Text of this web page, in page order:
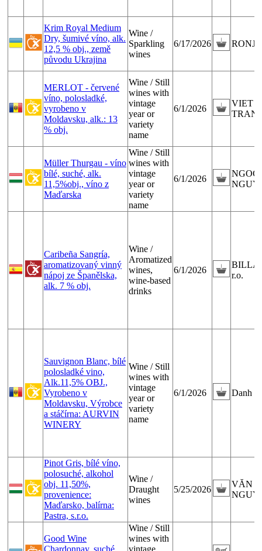
Krim Royal Medium
Dry, šumivé víno, alk.
12,5 % obj., země
původu Ukrajina
Wine /
Sparkling
wines
6/17/2026
MERLOT - červené
víno, polosladké,
vyrobeno v
Moldavsku, alk.: 13
% obj.
Wine / Still
wines with
vintage
year or
variety
name
6/1/2026
VIET
TRAN
Müller Thurgau - víno
bílé, suché, alk.
11,5%obj., víno z
Maďarska
Wine / Still
wines with
vintage
year or
variety
name
6/1/2026
NGOC
Caribeña Sangría,
aromatizovaný vinný
nápoj ze Španělska,
alk. 7 % obj.
Wine /
Aromatized
wines,
wine-based
drinks
6/1/2026
BILLA,
r.o.
Sauvignon Blanc, bílé
polosladké vino,
Alk.11,5% OBJ.,
Vyrobeno v
Moldavsku, Výrobce
a stáčírna: AURVIN
WINERY
Wine / Still
wines with
vintage
year or
variety
name
6/1/2026 Danh
Pinot Gris, bílé víno,
polosuché, alkohol
obj. 11,50%,
provenience:
Maďarsko, balírna:
Pastra, s.r.o.
Wine /
Draught
wines
5/25/2026
VĂN
Good Wine
Chardonnay, suché
Wine / Still
wines with
vintage